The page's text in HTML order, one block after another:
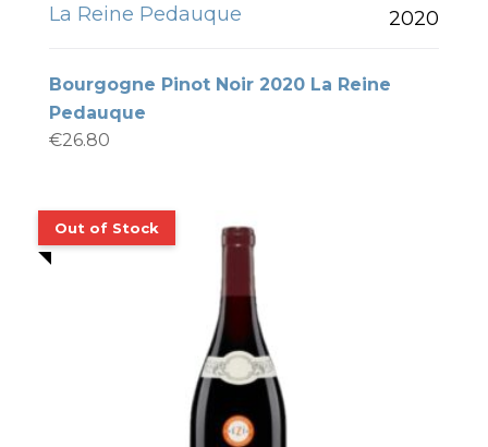
La Reine Pedauque 2020
Bourgogne Pinot Noir 2020 La Reine
Pedauque
€26.80